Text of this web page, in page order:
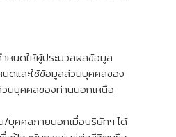
หนดให้ผู้ประมวลผลข้อมูล
ดและใช้ข้อมูลส่วนบุคคลของ
นบุคคลของท่านนอกเหนือ
/บุคคลภายนอกเมื่อบริษัทฯ ได้